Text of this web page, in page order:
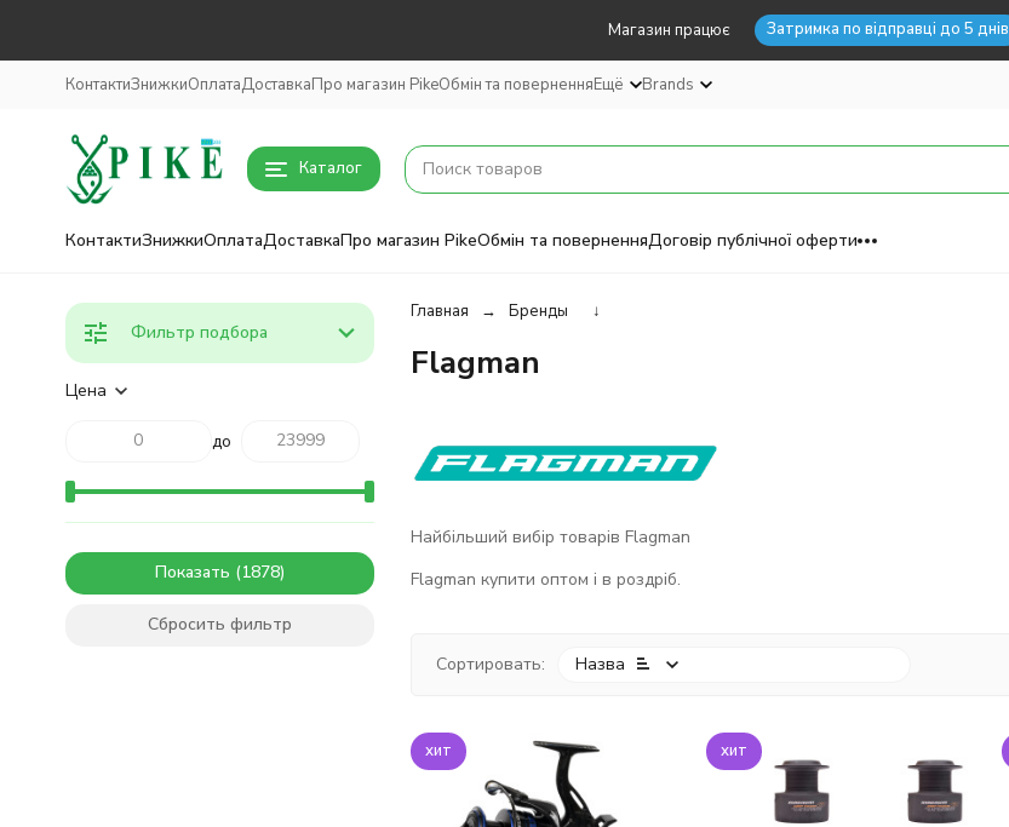
Магазин працює Затримка по відправці до 5 днів
КонтактиЗнижкиОплатаДоставкаПро магазин PikeОбмін та поверненняЕщё Brands
Каталог
КонтактиЗнижкиОплатаДоставкаПро магазин PikeОбмін та поверненняДоговір публічної оферти
Главная Бренды ↓
Flagman
Найбільший вибір товарів Flagman
Flagman купити оптом і в роздріб.
Сортировать: Назва
хит хит
Фильтр подбора
Цена
до
Показать
Сбросить фильтр